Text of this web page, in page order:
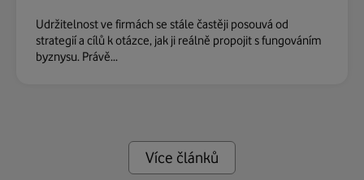
Udržitelnost ve firmách se stále častěji posouvá od
strategií a cílů k otázce, jak ji reálně propojit s fungováním
byznysu. Právě...
Více článků